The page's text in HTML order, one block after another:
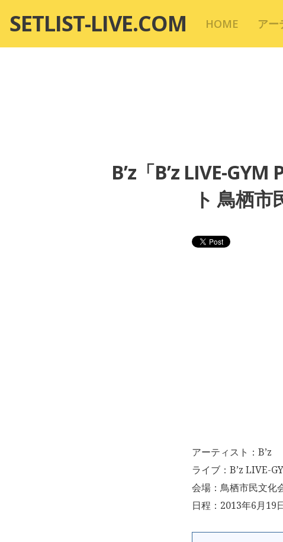
テ
SETLIST-LIVE.COM HOME アー
B’z「B’z LIVE-
ト 鳥栖
アーティスト：B’z
ライブ：B’z LIVE-
会場：鳥栖市民文化
日程：2013年6月19